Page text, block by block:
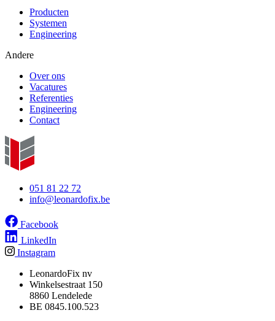
Producten
Systemen
Engineering
Andere
Over ons
Vacatures
Referenties
Engineering
Contact
051 81 22 72
info@leonardofix.be
Facebook
LinkedIn
Instagram
LeonardoFix nv
Winkelsestraat 150
8860 Lendelede
BE 0845.100.523